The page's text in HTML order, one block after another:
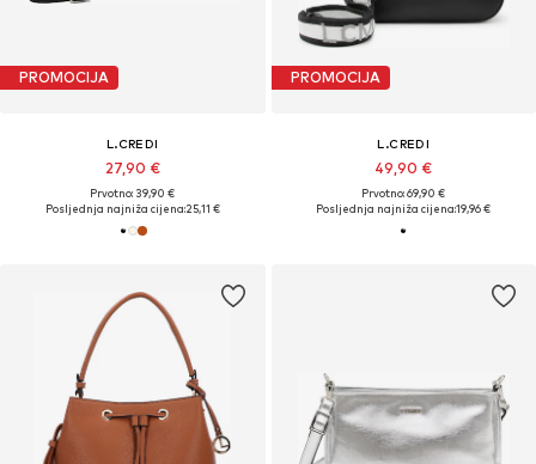
PROMOCIJA
L.CREDI
27,90 €
Prvotno: 39,90 €
Posljednja najniža cijena:25,11 €
PROMOCIJA
L.CREDI
49,90 €
Prvotno: 69,90 €
Posljednja najniža cijena:19,96 €